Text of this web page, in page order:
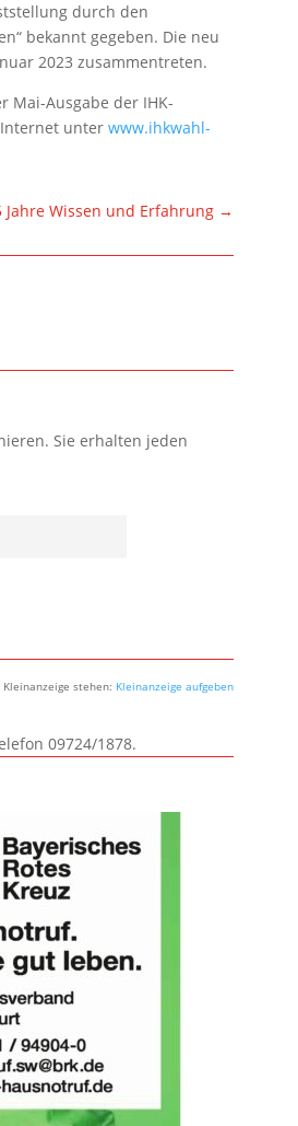
durch den
bekannt gegeben. Die neu
2023 zusammentreten.
Mai-Ausgabe der IHK-
Internet unterwww.ihkwahl-
Jahre Wissen und Erfahrung →
Sie erhalten jeden
stehen: Kleinanzeige aufgeben
09724/1878.